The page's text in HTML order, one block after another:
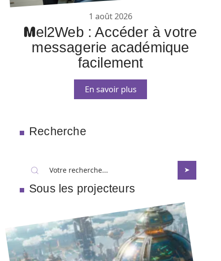
1 août 2026
Mel2Web : Accéder à votre
messagerie académique
facilement
En savoir plus
Recherche
Sous les projecteurs